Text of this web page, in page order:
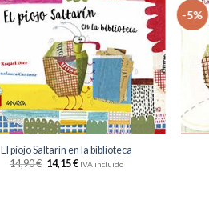
Añadir
a la
lista
deseos
El piojo Saltarín en la biblioteca
14,90€ 14,15€ IVA incluido
-5%